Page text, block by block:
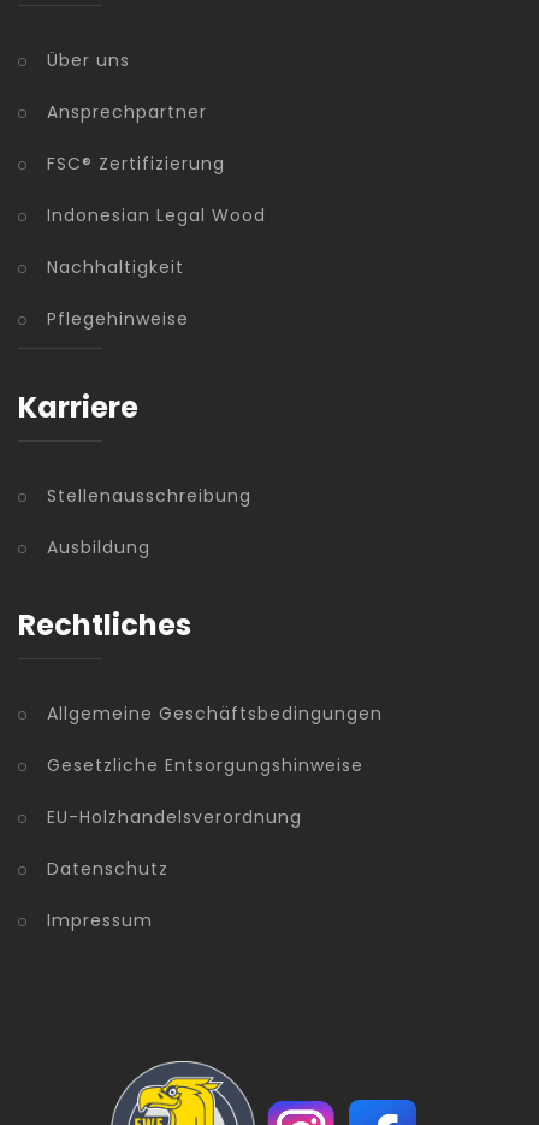
Über uns
Ansprechpartner
FSC® Zertifizierung
Indonesian Legal Wood
Nachhaltigkeit
Pflegehinweise
Karriere
Stellenausschreibung
Ausbildung
Rechtliches
Allgemeine Geschäftsbedingungen
Gesetzliche Entsorgungshinweise
EU-Holzhandelsverordnung
Datenschutz
Impressum